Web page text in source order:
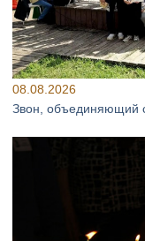
08.08.2026
Звон, объединяющий